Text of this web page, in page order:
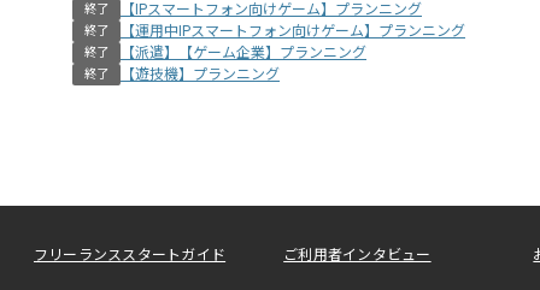
終了 【IPスマートフォン向けゲーム】プランニング
終了 【運用中IPスマートフォン向けゲーム】プランニング
終了 【派遣】【ゲーム企業】プランニング
終了 【遊技機】プランニング
フリーランススタートガイド ご利用者インタビュー